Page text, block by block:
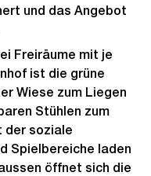
und das Angebot
Freiräume mit je
ist die grüne
Wiese zum Liegen
Stühlen zum
der soziale
Spielbereiche laden
öffnet sich die